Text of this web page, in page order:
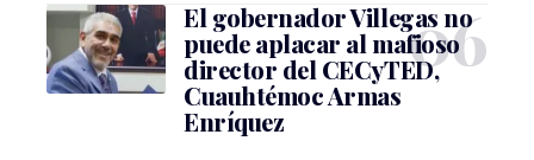
El gobernador Villegas no
puede aplacar al mafioso
director del CECyTED,
Cuauhtémoc Armas
Enríquez